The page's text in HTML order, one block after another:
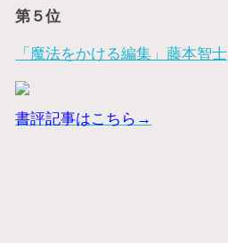
第５位
「魔法をかける編集」藤本智士
書評記事はこちら→